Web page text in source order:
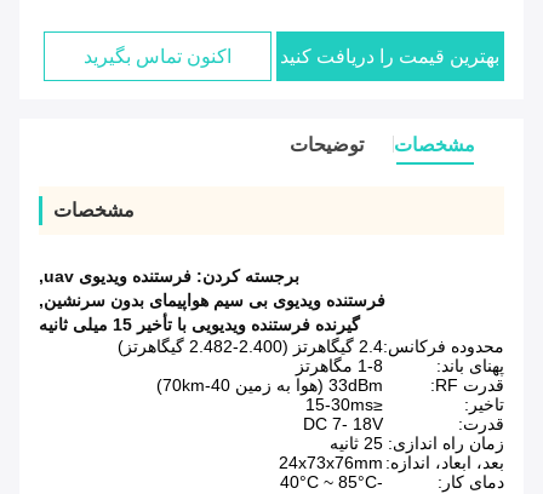
بهترین قیمت را دریافت کنید اکنون تماس بگیرید
مشخصات توضیحات
مشخصات
برجسته کردن: فرستنده ویدیوی uav
,
فرستنده ویدیوی بی سیم هواپیمای بدون سرنشین,
گیرنده فرستنده ویدیویی با تأخیر 15 میلی ثانیه
محدوده فرکانس:2.4 گیگاهرتز (2.400-2.482 گیگاهرتز)
پهنای باند:
1-8 مگاهرتز
قدرت RF:
33dBm (هوا به زمین 40-70km)
تاخیر:
≤15-30ms
قدرت:
DC 7- 18V
زمان راه اندازی: 25 ثانیه
بعد، ابعاد، اندازه: 24x73x76mm
دمای کار:
-40°C ~ 85°C